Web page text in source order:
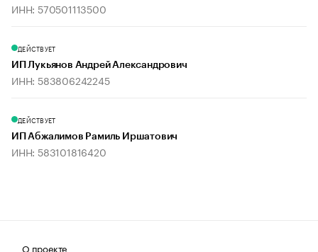
ИНН: 570501113500
ДЕЙСТВУЕТ
ИП Лукьянов Андрей Александрович
ИНН: 583806242245
ДЕЙСТВУЕТ
ИП Абжалимов Рамиль Иршатович
ИНН: 583101816420
О проекте